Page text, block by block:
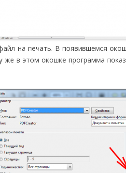
на печать. В появившемся
же в этом окошке программа